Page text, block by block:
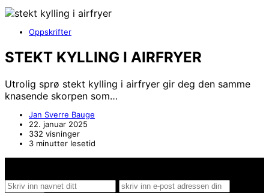
Oppskrifter
STEKT KYLLING I AIRFRYER
Utrolig sprø stekt kylling i airfryer gir deg den samme
knasende skorpen som…
Jan Sverre Bauge
22. januar 2025
332 visninger
3 minutter lesetid